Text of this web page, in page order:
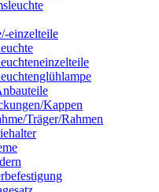
einzelteile
Kappen
Träger/Rahmen